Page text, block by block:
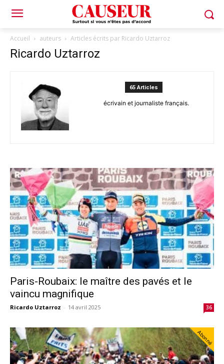
Accueil auteurs Articles écrits par Ricardo Uztarroz
Ricardo Uztarroz
65 Articles
écrivain et journaliste français.
Paris-Roubaix: le maître des pavés et le
vaincu magnifique
Ricardo Uztarroz - 14 avril 2025 36
Abonné